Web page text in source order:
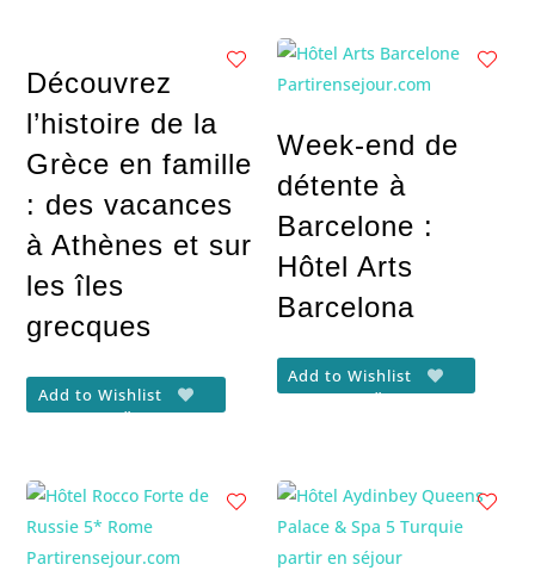
Découvrez
l’histoire de la
Grèce en famille
: des vacances
à Athènes et sur
les îles
grecques
Add to Wishlist
Week-end de
détente à
Barcelone :
Hôtel Arts
Barcelona
Add to Wishlist